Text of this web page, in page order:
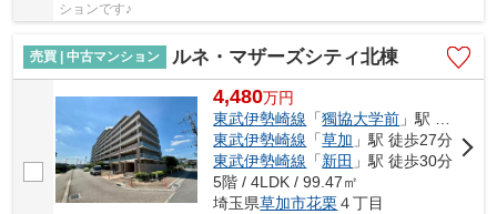
ションです♪
売買 | 中古マンション ルネ・マザーズシティ北棟
4,480万円
東武伊勢崎線 「獨協大学前 」駅 徒歩15分
東武伊勢崎線 「草加 」駅 徒歩27分
東武伊勢崎線 「新田 」駅 徒歩30分
5階 / 4LDK / 99.47㎡
埼玉県草加市花栗４丁目